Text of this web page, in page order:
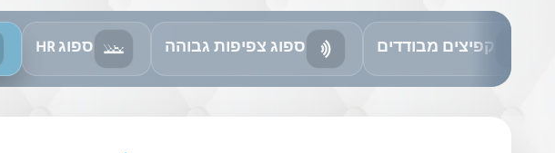
קפיצים מבודדים ספוג צפיפות גבוהה ספוג HR